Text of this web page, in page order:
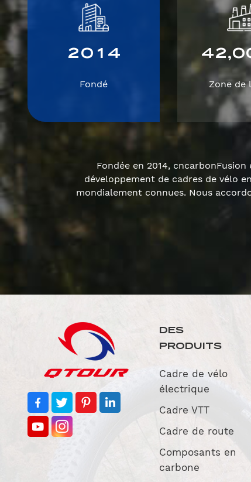
20 1 4
Fondé
42,0
Zone de
Fondée en 2014,
développement de cadres de vélo
mondialement connues. Nous
DES
PRODUITS
Cadre de vélo
électrique
Cadre VTT
Cadre de route
Composants en
carbone